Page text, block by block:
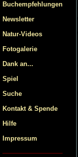
Buchempfehlungen
Newsletter
Natur-Videos
Fotogalerie
Dank an...
Spiel
Suche
Kontakt & Spende
Hilfe
Impressum